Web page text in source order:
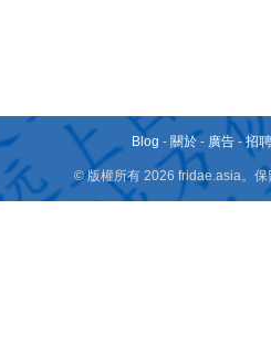
Blog - 關於 - 廣告 -招
© 版權所有 2026 fridae.asia。